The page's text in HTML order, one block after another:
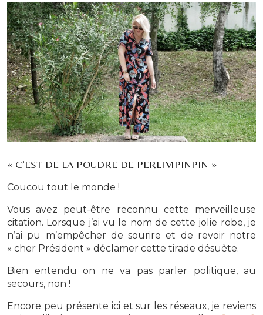
« C’EST DE LA POUDRE DE PERLIMPINPIN »
Coucou tout le monde !
Vous avez peut-être reconnu cette merveilleuse
citation. Lorsque j’ai vu le nom de cette jolie robe, je
n’ai pu m’empêcher de sourire et de revoir notre
« cher Président » déclamer cette tirade désuète.
Bien entendu on ne va pas parler politique, au
secours, non !
Encore peu présente ici et sur les réseaux, je reviens